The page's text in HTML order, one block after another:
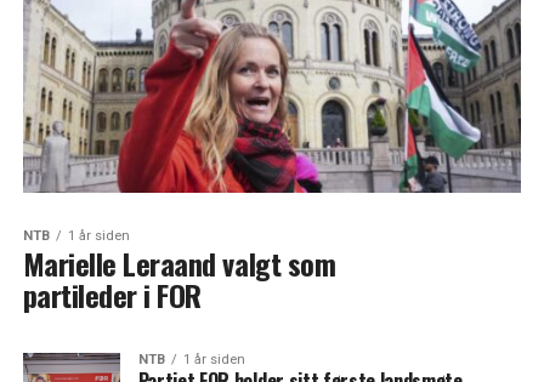
NTB 1 år siden
Marielle Leraand valgt som
partileder i FOR
NTB 1 år siden